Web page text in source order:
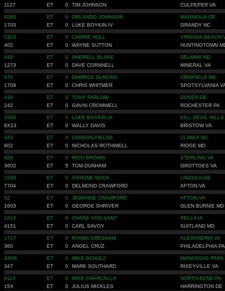
1127
ET 0 TIM JOHNSON CULPEPER VA
8265 ET 0 ORLANDO JOHNSON
MAGNOLIA DE
1703
ET 0 LUKE BOYKIN IV GRANDY NC
C915 ET 0 CARRIE HULL
VIRGINIA BEACH
402
ET 0 WAYNE SUTTON HUNTINGTOWN
449 ET 0 SHERELL BLAKE
DELMAR MD
1273
ET 0 DAVE CORNNELL MINERAL VA
670 ET 0 DARRICK DUNCAN
CRISFIELD MD
1709
ET 0 CHRIS WHITMER SPOTSYLVANIA
416 ET 0 TONY FARLOW
DOVER DE
242
ET 0 GAVIN CROMWELL ROCHESTER PA
3560 ET 0 LUKE BOYKIN III
KILL DEVIL HILLS
6X13
ET 0 WALLY DAVIS BRISTOW VA
343 ET 0 CARSON FIELDS
CLIMAX NC
602
ET 0 NICHOLAS ROTHWELL RIDGE MD
626 ET 0 RICO BROWN
STERLING VA
3602
ET 5 TOM DUNHAM GROTTOES VA
1599 ET 0 ANTAINE NOCK
LINCOLN DE
7704
ET 0 DELMOND CRAWFORD AFTON VA
52 ET 0 JEWANNE CRAWFORD
AFTON VA
1603
ET 0 GEORGE SHRIVER GLEN BURNIE MD
101X ET 0 CHASE VON SANT
PELLA IA
4151
ET 0 CARL SAVOY SUITLAND MD
1717 ET 0 RYANN GRESHAM
ALEXANDRIA VA
360
ET 0 ANGEL CRUZ PHILADELPHIA PA
SX06 ET 0 MIKE SCHULZ
MANASSAS PARK
347
ET 0 MARK SOUTHARD RIXEYVILLE VA
911X ET 0 MIKE CHARCALLA
NORTH BEND PA
15X
ET 0 JULIUS MICKLES HARRINGTON DE